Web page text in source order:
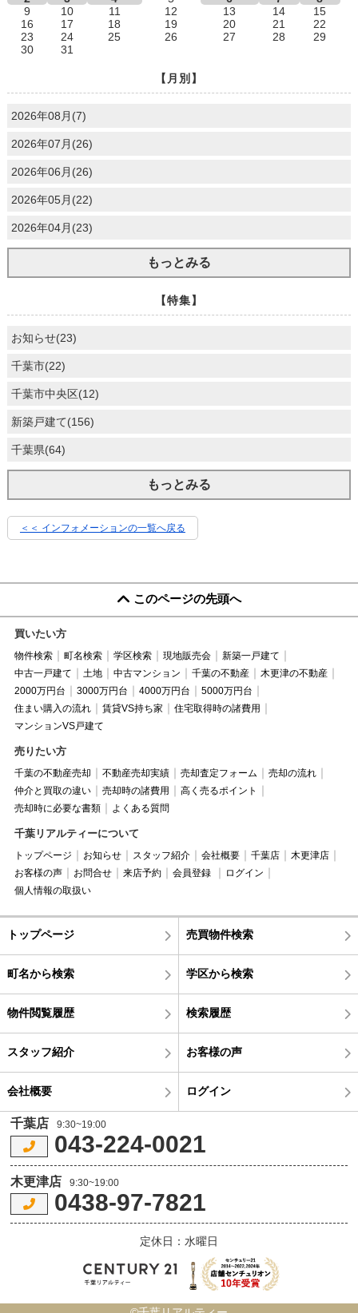
9
10 11 12 13 14
15
16
17 18 19 20 21
22
23
24 25 26 27 28
29
30
31
【月別】
2026年08月(7)
2026年07月(26)
2026年06月(26)
2026年05月(22)
2026年04月(23)
もっとみる
【特集】
お知らせ(23)
千葉市(22)
千葉市中央区(12)
新築戸建て(156)
千葉県(64)
もっとみる
＜＜ インフォメーションの一覧へ戻る
このページの先頭へ
買いたい方
物件検索 町名検索 学区検索 現地販売会
新築一戸建て
中古一戸建て
土地 中古マンション 千葉の不動産
木更津の不動産
2000万円台
3000万円台 4000万円台
5000万円台
住まい購入の流れ
賃貸VS持ち家
住宅取得時の諸費用
マンションVS戸建て
売りたい方
千葉の不動産売却 不動産売却実績 売却査定フォーム
売却の流れ
仲介と買取の違い
売却時の諸費用
高く売るポイント
売却時に必要な書類
よくある質問
千葉リアルティーについて
トップページ お知らせ スタッフ紹介 会社概要 千葉店
木更津店
お客様の声
お問合せ 来店予約 会員登録
ログイン
個人情報の取扱い
トップページ 売買物件検索
町名から検索 学区から検索
物件閲覧履歴 検索履歴
スタッフ紹介 お客様の声
会社概要 ログイン
千葉店 9:30~19:00
043-224-0021
木更津店 9:30~19:00
0438-97-7821
定休日：水曜日